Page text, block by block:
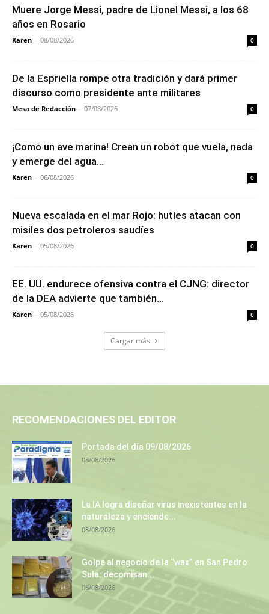
Muere Jorge Messi, padre de Lionel Messi, a los 68
años en Rosario
Karen - 08/08/2026 0
De la Espriella rompe otra tradición y dará primer
discurso como presidente ante militares
Mesa de Redacción - 07/08/2026 0
¡Como un ave marina! Crean un robot que vuela, nada
y emerge del agua...
Karen - 06/08/2026 0
Nueva escalada en el mar Rojo: hutíes atacan con
misiles dos petroleros saudíes
Karen - 05/08/2026 0
EE. UU. endurece ofensiva contra el CJNG: director
de la DEA advierte que también...
Karen - 05/08/2026 0
Cargar más
RECOMENDACIONES DEL EDITOR
Portada del día 09/08/2026
08/08/2026
La IA logra diseñar virus inexistentes en la
naturaleza y enciende...
08/08/2026
Golpe al negocio de la “wax” en San Pedro
Sula: decomisan...
08/08/2026